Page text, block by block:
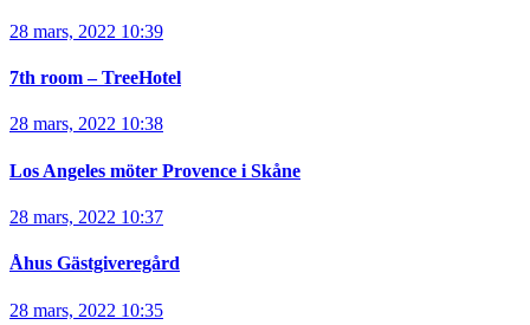
28 mars, 2022 10:39
7th room – TreeHotel
28 mars, 2022 10:38
Los Angeles möter Provence i Skåne
28 mars, 2022 10:37
Åhus Gästgiveregård
28 mars, 2022 10:35